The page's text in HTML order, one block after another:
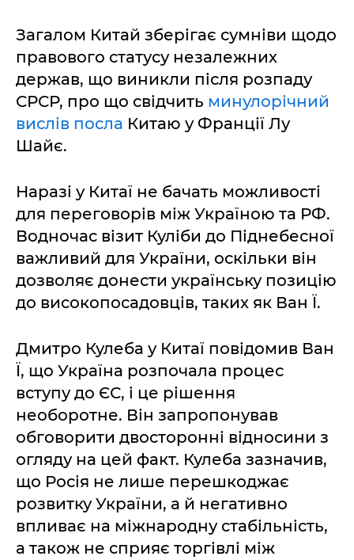
Загалом Китай зберігає сумніви щодо
правового статусу незалежних
держав, що виникли після розпаду
СРСР, про що свідчить минулорічний
вислів посла Китаю у Франції Лу
Шайє.
Наразі у Китаї не бачать можливості
для переговорів між Україною та РФ.
Водночас візит Куліби до Піднебесної
важливий для України, оскільки він
дозволяє донести українську позицію
до високопосадовців, таких як Ван Ї.
Дмитро Кулеба у Китаї повідомив Ван
Ї, що Україна розпочала процес
вступу до ЄС, і це рішення
необоротне. Він запропонував
обговорити двосторонні відносини з
огляду на цей факт. Кулеба зазначив,
що Росія не лише перешкоджає
розвитку України, а й негативно
впливає на міжнародну стабільність,
а також не сприяє торгівлі між